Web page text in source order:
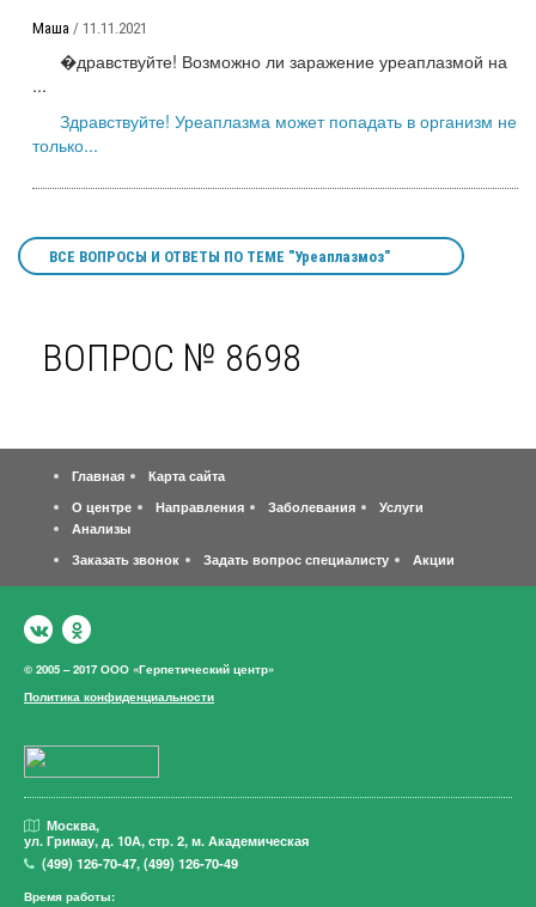
Маша / 11.11.2021
�дравствуйте! Возможно ли заражение уреаплазмой на
...
Здравствуйте! Уреаплазма может попадать в организм не
только...
ВСЕ ВОПРОСЫ И ОТВЕТЫ ПО ТЕМЕ "Уреаплазмоз"
ВОПРОС № 8698
Главная
Карта сайта
О центре
Направления Заболевания
Услуги
Анализы
Заказать звонок
Задать вопрос специалисту Акции
© 2005 – 2017 ООО «Герпетический центр»
Политика конфиденциальности
Москва,
ул. Гримау, д. 10А, стр. 2, м. Академическая
(499)126-70-47,(499)126-70-49
Время работы: